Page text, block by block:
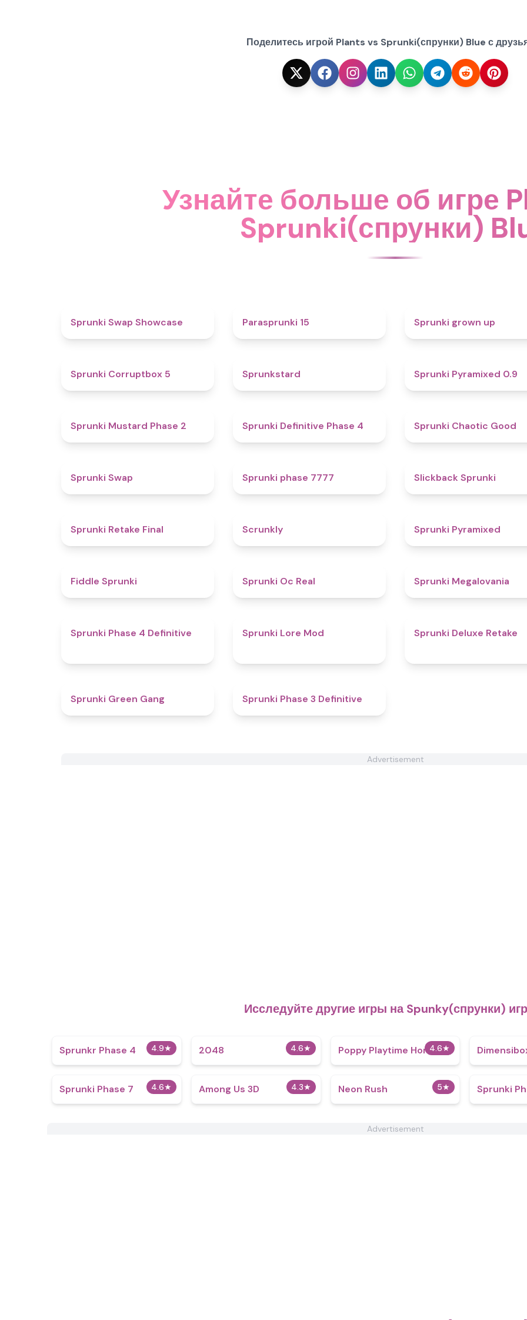
Поделитесь игрой Plants vs Sprunki(спрунки) Blue с
Узнайте больше об игре
Sprunki(спрунки)
Sprunki Swap Showcase Parasprunki 15 Sprunki grown up
Sprunki Corruptbox 5 Sprunkstard Sprunki Pyramixed 0.9
Sprunki Mustard Phase 2 Sprunki Definitive Phase 4 Sprunki Chaotic Good
Sprunki Swap Sprunki phase 7777 Slickback Sprunki
Sprunki Retake Final Scrunkly Sprunki Pyramixed
Fiddle Sprunki Sprunki Oc Real Sprunki Megalovania
Sprunki Phase 4 Definitive Sprunki Lore Mod Sprunki Deluxe Retake
Sprunki Green Gang Sprunki Phase 3 Definitive
Advertisement
Исследуйте другие игры на Spunky(спрунки)
4.9★
Sprunkr Phase 4 4.6★
2048 4.6★
Poppy Playtime Horror
4.6★
Sprunki Phase 7 4.3★
Among Us 3D 5★
Neon Rush Sprunki
Advertisement